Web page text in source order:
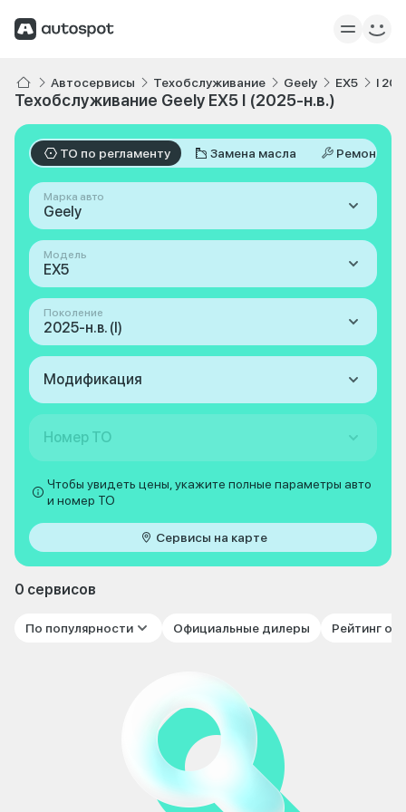
Автосервисы Техобслуживание Geely EX5 I
Техобслуживание Geely EX5 I (2025-н.в.)
ТО по регламенту Замена масла Ремонт
Марка авто
Geely
Модель
EX5
Поколение
2025-н.в. (I)
Модификация
Номер ТО
Чтобы увидеть цены, укажите полные параметры авто
и номер ТО
Сервисы на карте
0 сервисов
По популярности Официальные дилеры Рейтинг